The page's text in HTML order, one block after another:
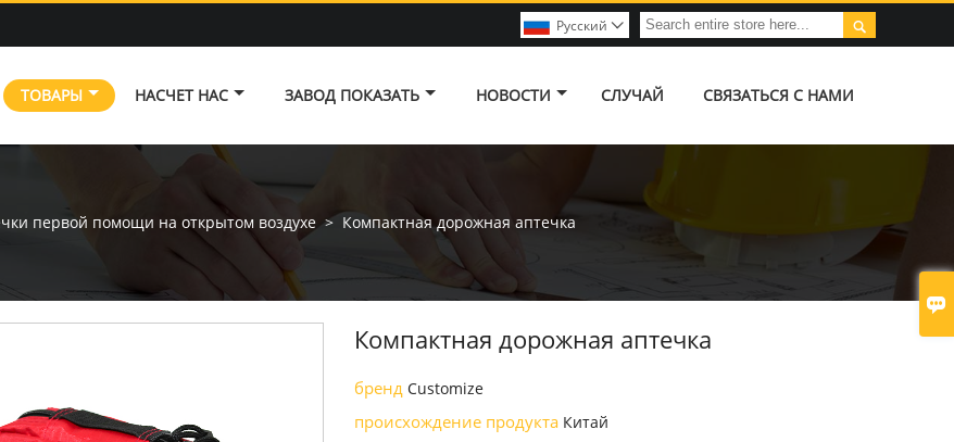


Pусский 
ТОВАРЫ НАСЧЕТ НАС ЗАВОД ПОКАЗАТЬ НОВОСТИ СЛУЧАЙ СВЯЗАТЬСЯ С НАМИ
первой помощи на открытом воздухе > Компактная дорожная аптечка
Компактная дорожная аптечка
брендCustomize
происхождение продукта Китай